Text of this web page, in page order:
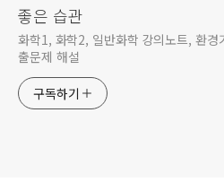
좋은 습관
화학1, 화학2, 일반화학 강의노트, 환경
출문제 해설
구독하기